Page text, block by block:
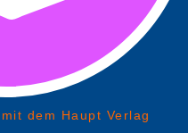
dem Haupt Verlag